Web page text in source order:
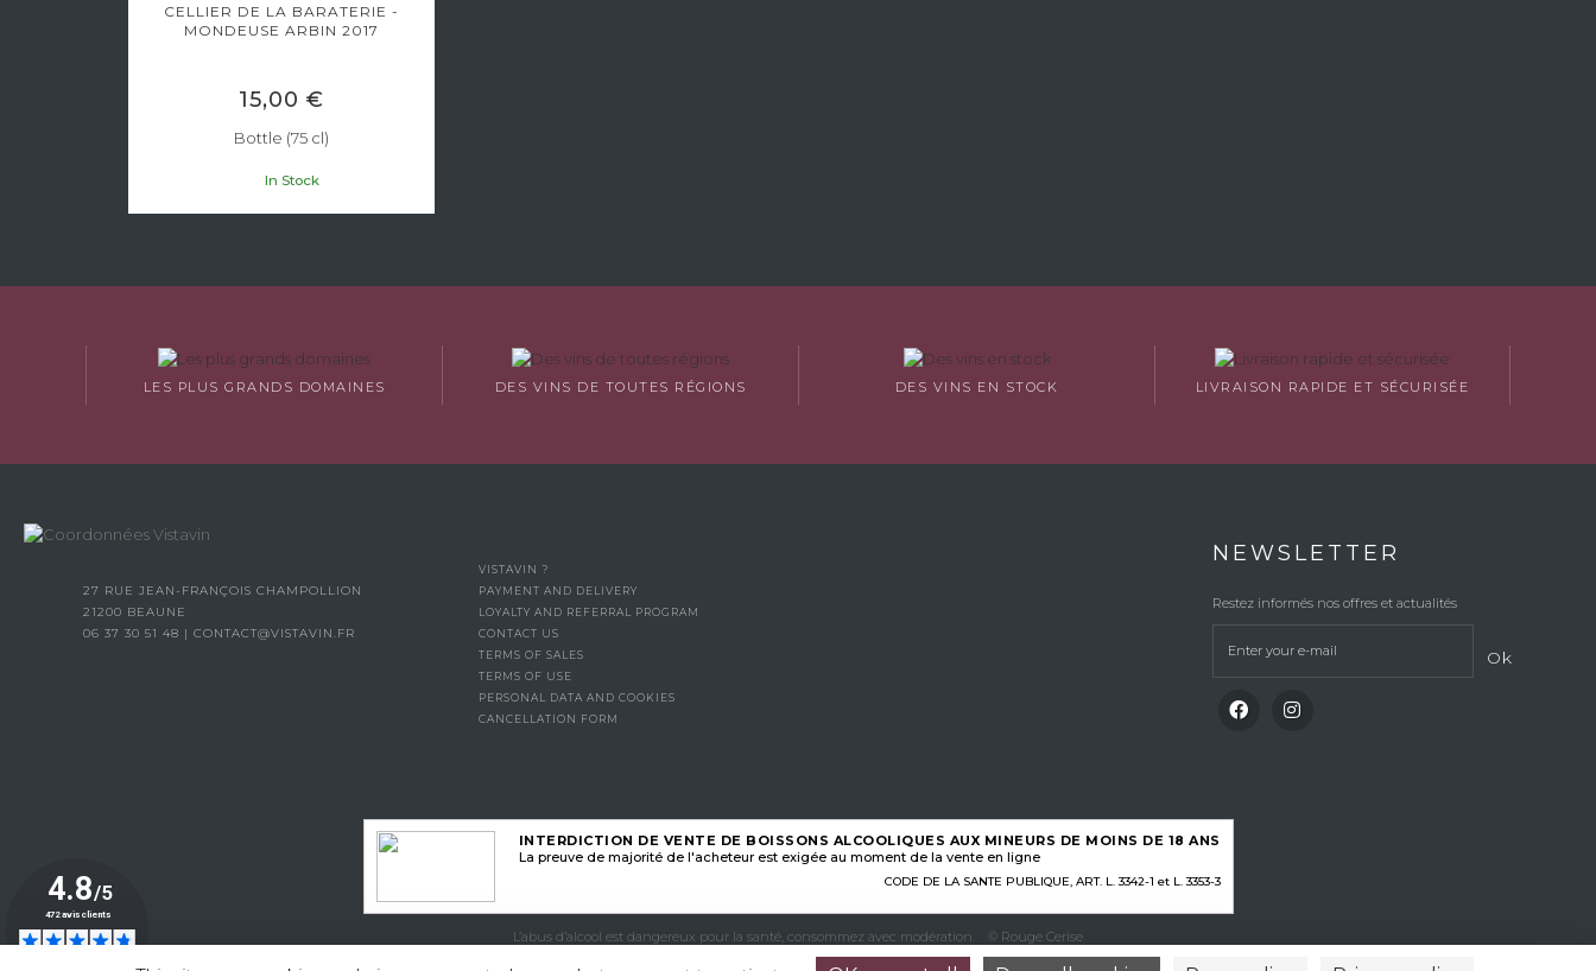
CELLIER DE LA BARATERIE -
MONDEUSE ARBIN 2017
15,00 €
Bottle (75 cl)
In Stock
LES PLUS GRANDS DOMAINES DES VINS DE TOUTES RÉGIONS DES VINS EN STOCK LIVRAISON RAPIDE ET SÉCURISÉE
27 RUE JEAN-FRANÇOIS CHAMPOLLION
21200 BEAUNE
06 37 30 51 48 | CONTACT@VISTAVIN.FR
VISTAVIN ?
PAYMENT AND DELIVERY
LOYALTY AND REFERRAL PROGRAM
CONTACT US
TERMS OF SALES
TERMS OF USE
PERSONAL DATA AND COOKIES
CANCELLATION FORM
NEWSLETTER
Restez informés nos offres et actualités
Ok
INTERDICTION DE VENTE DE BOISSONS ALCOOLIQUES AUX MINEURS DE MOINS DE 18 ANS
La preuve de majorité de l'acheteur est exigée au moment de la vente en ligne
CODE DE LA SANTE PUBLIQUE, ART. L. 3342-1 et L. 3353-3
L’abus d’alcool est dangereux pour la santé, consommez avec modération © Rouge Cerise